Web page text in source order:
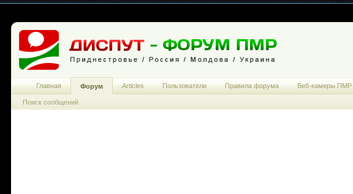
Главная Форум
Поиск сообщений
Articles Пользователи Правила форума Веб-камеры ПМР